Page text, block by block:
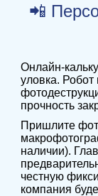
📲
Онлайн-
уловка.
прочность
Пришлите
наличии).
честную
компания